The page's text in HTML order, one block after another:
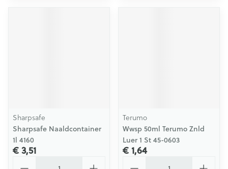
Sharpsafe
Sharpsafe Naaldcontainer
1l 4160
€ 3,51
Terumo
Wwsp 50ml Terumo Znld
Luer 1 St 45-0603
€ 1,64